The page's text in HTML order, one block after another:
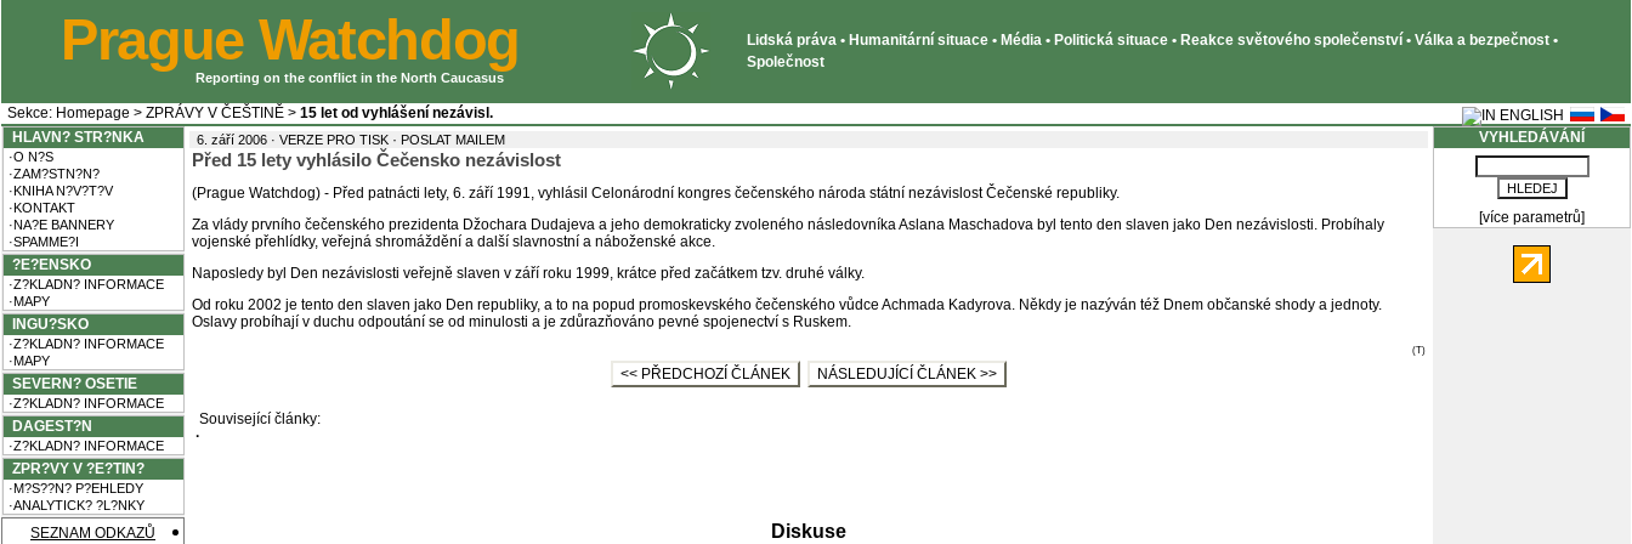
Prague Watchdog
Reporting on the conflict in the North Caucasus
Lidská práva • Humanitární situace • Média • Politická situace • Reakce světového společenství • Válka a bezpečnost •
Společnost
Sekce: Homepage > ZPRÁVY V ČEŠTINĚ > 15 let od vyhlášení nezávisl.
HLAVN? STR?NKA
·O N?S
·ZAM?STN?N?
·KNIHA N?V?T?V
·KONTAKT
·NA?E BANNERY
·SPAMME?I
?E?ENSKO
·Z?KLADN? INFORMACE
·MAPY
INGU?SKO
·Z?KLADN? INFORMACE
·MAPY
SEVERN? OSETIE
·Z?KLADN? INFORMACE
DAGEST?N
·Z?KLADN? INFORMACE
ZPR?VY V ?E?TIN?
·M?S??N? P?EHLEDY
·ANALYTICK? ?L?NKY
SEZNAM ODKAZŮ
6. září 2006 · VERZE PRO TISK · POSLAT MAILEM
Před 15 lety vyhlásilo Čečensko nezávislost
(Prague Watchdog) - Před patnácti lety, 6. září 1991, vyhlásil Celonárodní kongres čečenského národa státní nezávislost Čečenské republiky.
Za vlády prvního čečenského prezidenta Džochara Dudajeva a jeho demokraticky zvoleného následovníka Aslana Maschadova byl tento den slaven jako Den nezávislosti. Probíhaly
vojenské přehlídky, veřejná shromáždění a další slavnostní a náboženské akce.
Naposledy byl Den nezávislosti veřejně slaven v září roku 1999, krátce před začátkem tzv. druhé války.
Od roku 2002 je tento den slaven jako Den republiky, a to na popud promoskevského čečenského vůdce Achmada Kadyrova. Někdy je nazýván též Dnem občanské shody a jednoty.
Oslavy probíhají v duchu odpoutání se od minulosti a je zdůrazňováno pevné spojenectví s Ruskem.
(T)
<< PŘEDCHOZÍ ČLÁNEK NÁSLEDUJÍCÍ ČLÁNEK >>
Související články:
·
Diskuse
VYHLEDÁVÁNÍ
[více parametrů]